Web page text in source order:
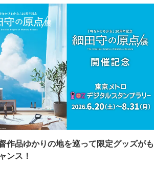
作品ゆかりの地を巡って限定グッズがも
ンス！